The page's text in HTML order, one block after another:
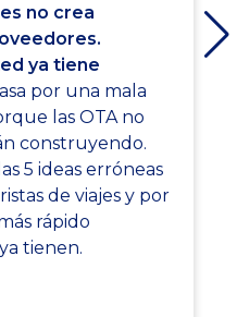
no crea
ya tiene
por una mala
las OTA no
construyendo.
5 ideas erróneas
de viajes y por
rápido
tienen.